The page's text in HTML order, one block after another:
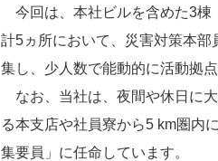
今回は、本社ビルを含めた3棟
計5ヵ所において、災害対策本
集し、少人数で能動的に活動拠
なお、当社は、夜間や休日に
る本支店や社員寮から5 km圏内
集要員」に任命しています。